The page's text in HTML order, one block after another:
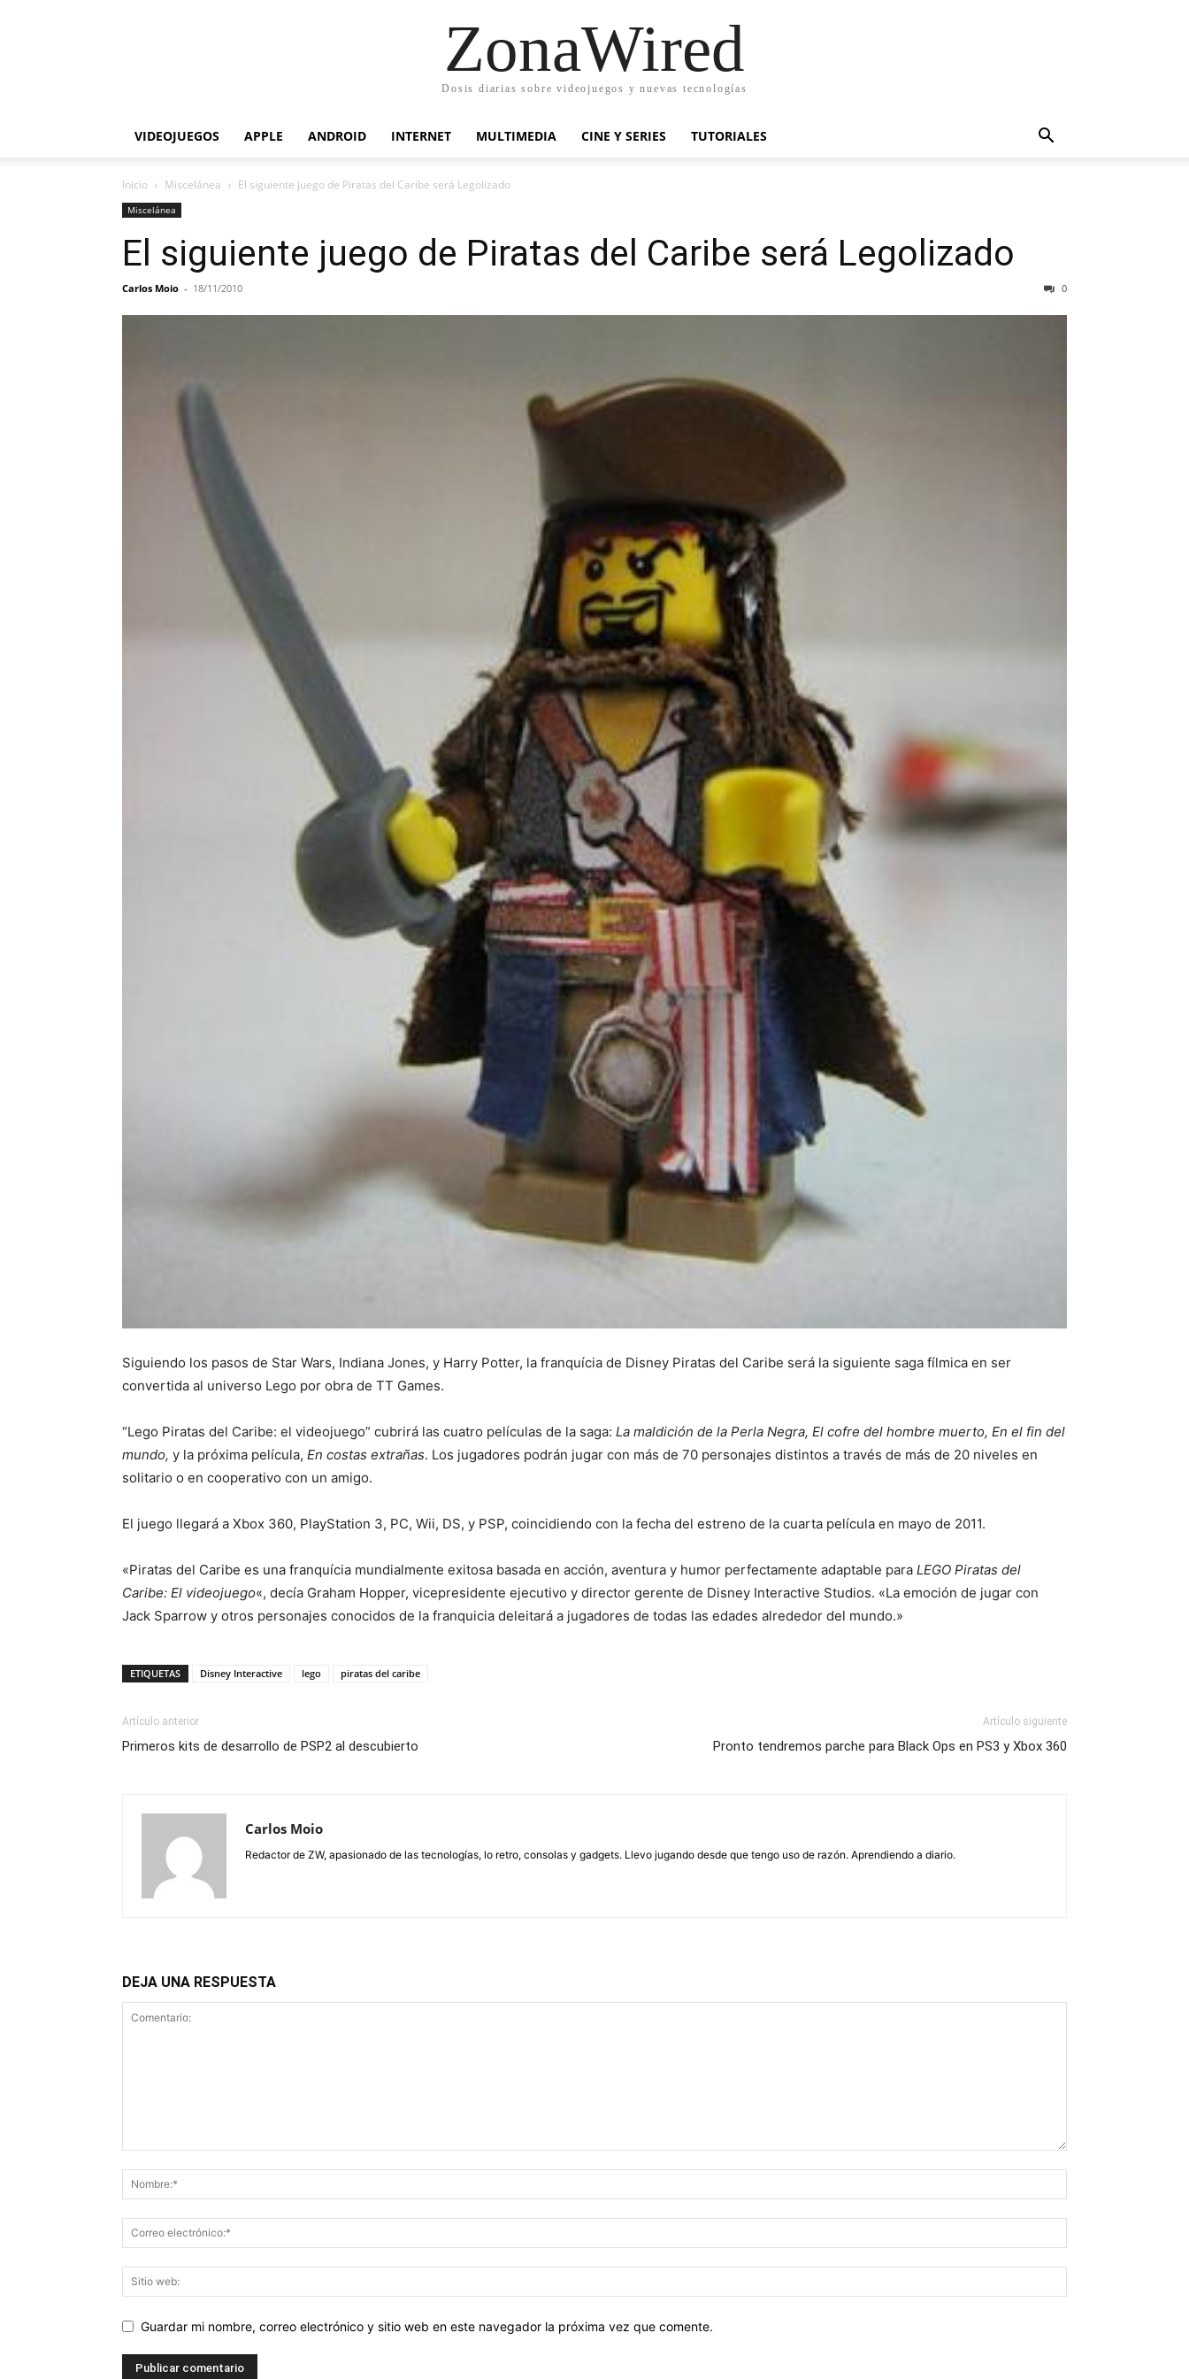
ZonaWired
Dosis diarias sobre videojuegos y nuevas tecnologías
VIDEOJUEGOS APPLE ANDROID INTERNET MULTIMEDIA CINE Y SERIES TUTORIALES
Inicio Miscelánea El siguiente juego de Piratas del Caribe será Legolizado
Miscelánea
El siguiente juego de Piratas del Caribe será Legolizado
Carlos Moio - 18/11/2010 0
Siguiendo los pasos de Star Wars, Indiana Jones, y Harry Potter, la franquícia de Disney Piratas del Caribe será la siguiente saga fílmica en ser
convertida al universo Lego por obra de TT Games.
“Lego Piratas del Caribe: el videojuego” cubrirá las cuatro películas de la saga: La maldición de la Perla Negra, El cofre del hombre muerto, En el fin del
mundo, y la próxima película, En costas extrañas. Los jugadores podrán jugar con más de 70 personajes distintos a través de más de 20 niveles en
solitario o en cooperativo con un amigo.
El juego llegará a Xbox 360, PlayStation 3, PC, Wii, DS, y PSP, coincidiendo con la fecha del estreno de la cuarta película en mayo de 2011.
«Piratas del Caribe es una franquícia mundialmente exitosa basada en acción, aventura y humor perfectamente adaptable para LEGO Piratas del
Caribe: El videojuego«, decía Graham Hopper, vicepresidente ejecutivo y director gerente de Disney Interactive Studios. «La emoción de jugar con
Jack Sparrow y otros personajes conocidos de la franquicia deleitará a jugadores de todas las edades alrededor del mundo.»
ETIQUETAS Disney Interactive lego piratas del caribe
Artículo anterior
Primeros kits de desarrollo de PSP2 al descubierto
Artículo siguiente
Pronto tendremos parche para Black Ops en PS3 y Xbox 360
Carlos Moio
Redactor de ZW, apasionado de las tecnologías, lo retro, consolas y gadgets. Llevo jugando desde que tengo uso de razón. Aprendiendo a diario.
DEJA UNA RESPUESTA
Guardar mi nombre, correo electrónico y sitio web en este navegador la próxima vez que comente.